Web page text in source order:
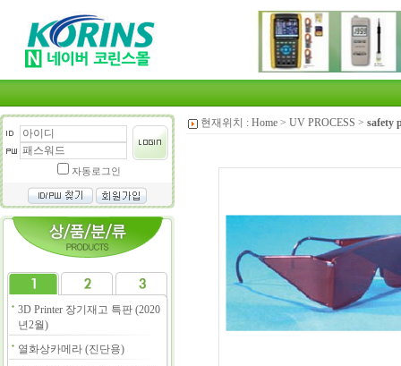
자동로그인
3D Printer 장기재고 특판 (2020
년2월)
열화상카메라 (진단용)
현재위치 : Home > UV PROCESS > safety